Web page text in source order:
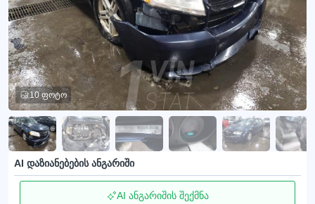
10 ფოტო
AI დაზიანებების ანგარიში
AI ანგარიშის შექმნა